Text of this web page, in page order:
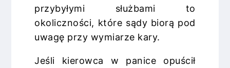
przybyłymi służbami to
okoliczności, które sądy biorą pod
uwagę przy wymiarze kary.
Jeśli kierowca w panice opuścił